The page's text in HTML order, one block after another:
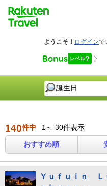
140件中 1～ 30件表示
おすすめ順
Ｙｕｆｕｉｎ